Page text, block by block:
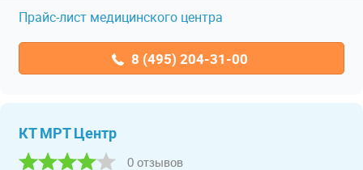
Прайс-лист медицинского центра
8 (495) 204-31-00
КТ МРТ Центр
0 отзывов